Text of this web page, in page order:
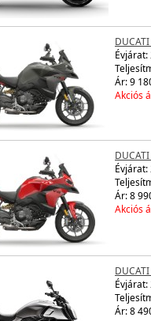
Évjárat:
Ár: 9
Akciós
Évjárat:
Ár: 8
Akciós
Évjárat:
Ár: 8